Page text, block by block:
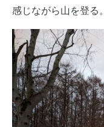
感じながら山を登る。